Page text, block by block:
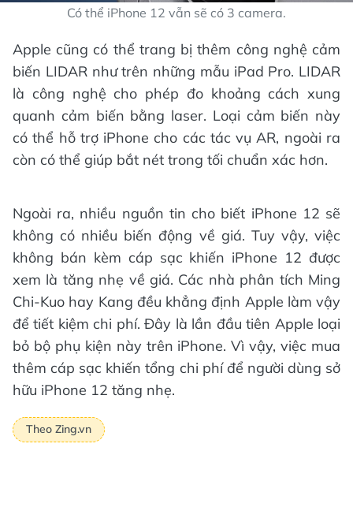
Có thể iPhone 12 vẫn sẽ có 3 camera.
Apple cũng có thể trang bị thêm công nghệ cảm
biến LIDAR như trên những mẫu iPad Pro. LIDAR
là công nghệ cho phép đo khoảng cách xung
quanh cảm biến bằng laser. Loại cảm biến này
có thể hỗ trợ iPhone cho các tác vụ AR, ngoài ra
còn có thể giúp bắt nét trong tối chuẩn xác hơn.
Ngoài ra, nhiều nguồn tin cho biết iPhone 12 sẽ
không có nhiều biến động về giá. Tuy vậy, việc
không bán kèm cáp sạc khiến iPhone 12 được
xem là tăng nhẹ về giá. Các nhà phân tích Ming
Chi-Kuo hay Kang đều khẳng định Apple làm vậy
để tiết kiệm chi phí. Đây là lần đầu tiên Apple loại
bỏ bộ phụ kiện này trên iPhone. Vì vậy, việc mua
thêm cáp sạc khiến tổng chi phí để người dùng sở
hữu iPhone 12 tăng nhẹ.
Theo Zing.vn